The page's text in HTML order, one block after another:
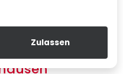
Zulassen